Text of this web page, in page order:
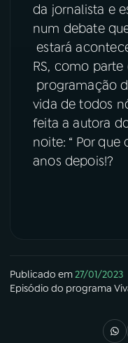
da jornalista e
num debate
estará
RS, como
programação
vida de todos
feita a autora
noite: “ Por que
anos depois!?
Publicado em27/01/2023
Episódio do programa